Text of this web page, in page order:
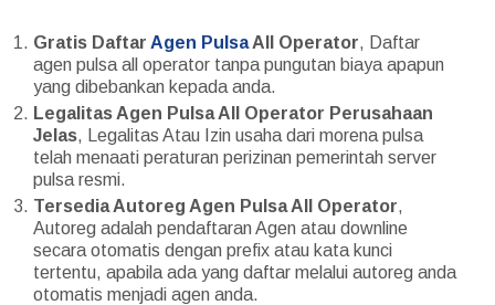
Gratis Daftar Agen PulsaAll Operator, Daftar
agen pulsa all operator tanpa pungutan biaya apapun
yang dibebankan kepada anda.
Legalitas Agen Pulsa All Operator Perusahaan
Jelas, Legalitas Atau Izin usaha dari morena pulsa
telah menaati peraturan perizinan pemerintah server
pulsa resmi.
Tersedia Autoreg Agen Pulsa All Operator,
Autoreg adalah pendaftaran Agen atau downline
secara otomatis dengan prefix atau kata kunci
tertentu, apabila ada yang daftar melalui autoreg anda
otomatis menjadi agen anda.